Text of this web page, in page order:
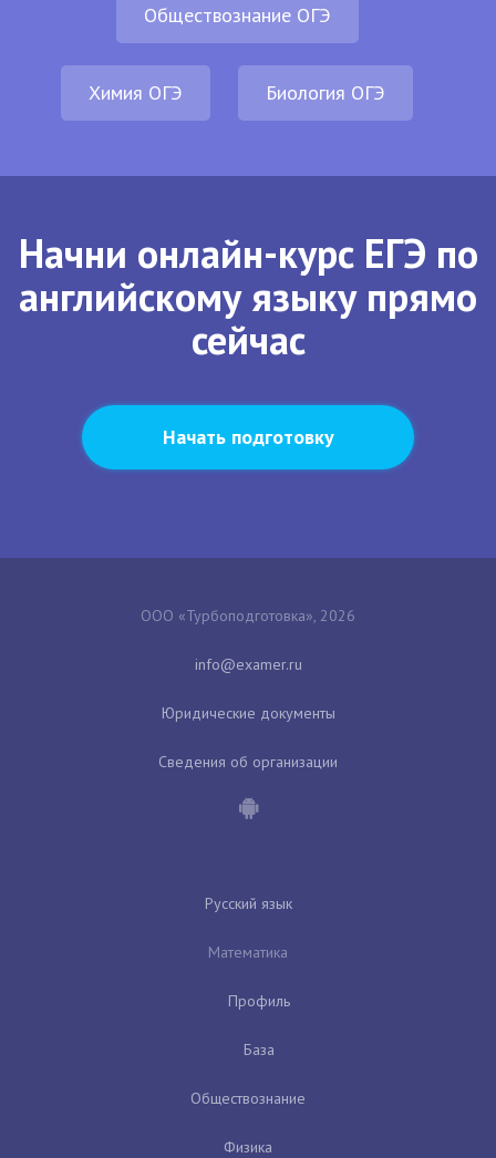
Обществознание ОГЭ
Химия ОГЭ Биология ОГЭ
Начни онлайн-курс ЕГЭ по
английскому языку прямо
сейчас
Начать подготовку
ООО «Турбоподготовка», 2026
Юридические документы
Сведения об организации
Русский язык
Математика
Профиль
База
Обществознание
Физика